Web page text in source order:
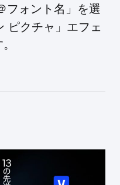
フォント名」を選
ピクチャ」エフェ